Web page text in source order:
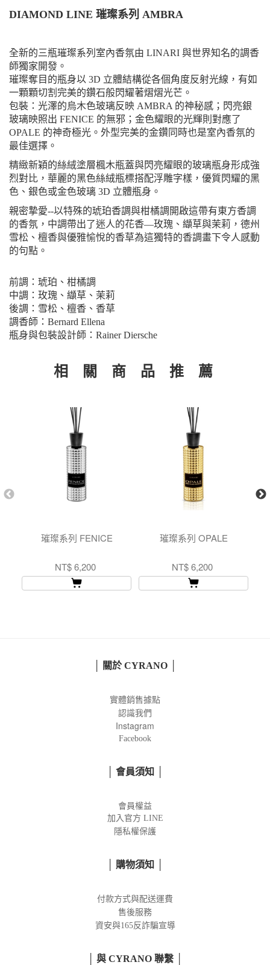
DIAMOND LINE 璀璨系列 AMBRA
全新的三瓶璀璨系列室內香氛由 LINARI 與世界知名的調香
師獨家開發。
璀璨奪目的瓶身以 3D 立體結構從各個角度反射光線，有如
一顆顆切割完美的鑽石般閃耀著熠熠光芒。
包裝：光澤的烏木色玻璃反映 AMBRA 的神秘感；閃亮銀
玻璃映照出 FENICE 的無邪；金色耀眼的光輝則對應了
OPALE 的神奇極光。外型完美的金鑽同時也是室內香氛的
最佳選擇。
精緻新穎的絲絨塗層楓木瓶蓋與閃亮耀眼的玻璃瓶身形成強
烈對比，華麗的黑色絲絨瓶標搭配浮雕字樣，優質閃耀的黑
色、銀色或金色玻璃 3D 立體瓶身。
親密摯愛--以特殊的琥珀香調與柑橘調開啟這帶有東方香調
的香氛，中調帶出了迷人的花香—玫瑰、纈草與茉莉，德州
雪松、檀香與優雅愉悅的香草為這獨特的香調畫下令人感動
的句點。
前調：琥珀、柑橘調
中調：玫瑰、纈草、茉莉
後調：雪松、檀香、香草
調香師：Bernard Ellena
瓶身與包裝設計師：Rainer Diersche
相 關 商 品 推 薦
璀璨系列 FENICE
NT$ 6,200
璀璨系列 OPALE
NT$ 6,200
│ 關於 CYRANO │
實體銷售據點
認識我們
Instagram
Facebook
│ 會員須知 │
會員權益
加入官方 LINE
隱私權保護
│ 購物須知 │
付款方式與配送運費
售後服務
資安與165反詐騙宣導
│ 與 CYRANO 聯繫 │